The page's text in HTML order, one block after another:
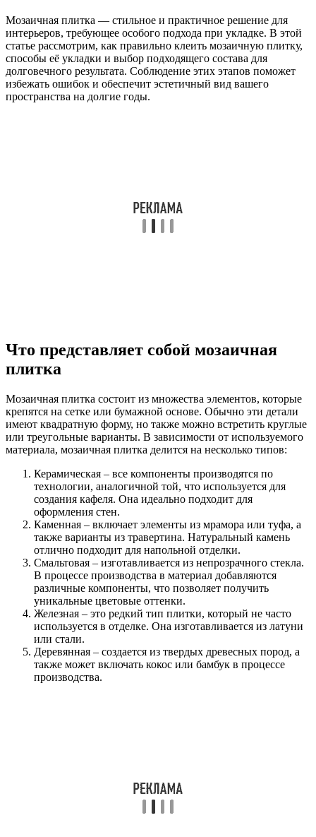
Мозаичная плитка — стильное и практичное решение для
интерьеров, требующее особого подхода при укладке. В этой
статье рассмотрим, как правильно клеить мозаичную плитку,
способы её укладки и выбор подходящего состава для
долговечного результата. Соблюдение этих этапов поможет
избежать ошибок и обеспечит эстетичный вид вашего
пространства на долгие годы.
Что представляет собой мозаичная
плитка
Мозаичная плитка состоит из множества элементов, которые
крепятся на сетке или бумажной основе. Обычно эти детали
имеют квадратную форму, но также можно встретить круглые
или треугольные варианты. В зависимости от используемого
материала, мозаичная плитка делится на несколько типов:
Керамическая – все компоненты производятся по
технологии, аналогичной той, что используется для
создания кафеля. Она идеально подходит для
оформления стен.
Каменная – включает элементы из мрамора или туфа, а
также варианты из травертина. Натуральный камень
отлично подходит для напольной отделки.
Смальтовая – изготавливается из непрозрачного стекла.
В процессе производства в материал добавляются
различные компоненты, что позволяет получить
уникальные цветовые оттенки.
Железная – это редкий тип плитки, который не часто
используется в отделке. Она изготавливается из латуни
или стали.
Деревянная – создается из твердых древесных пород, а
также может включать кокос или бамбук в процессе
производства.